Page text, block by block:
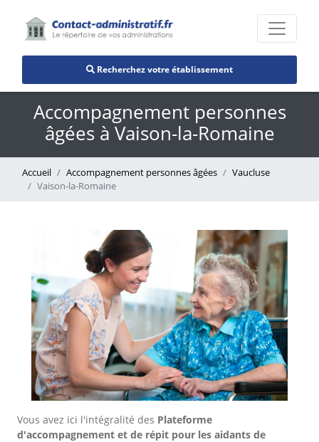
Recherchez votre établissement
Accompagnement personnes
âgées à Vaison-la-Romaine
Accueil Accompagnement personnes âgées
Vaucluse
Vaison-la-Romaine
Vous avez ici l'intégralité des Plateforme
d'accompagnement et de répit pour les aidants de